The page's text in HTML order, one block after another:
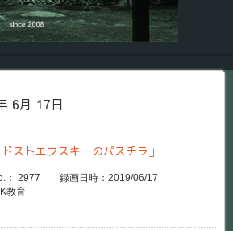
6月 17日
ストエフスキーのパスチラ」
： 2977 録画日時：2019/06/17
教育